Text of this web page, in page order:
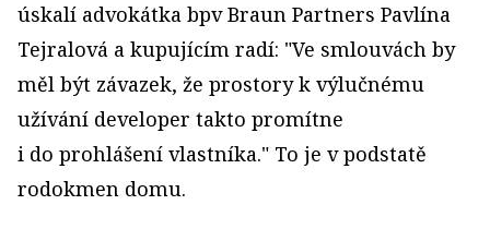
úskalí advokátka bpv Braun Partners Pavlína
Tejralová a kupujícím radí: "Ve smlouvách by
měl být závazek, že prostory k výlučnému
užívání developer takto promítne
i do prohlášení vlastníka." To je v podstatě
rodokmen domu.